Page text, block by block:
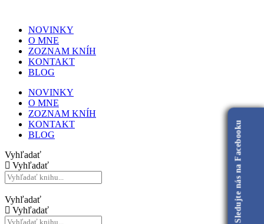
NOVINKY
O MNE
ZOZNAM KNÍH
KONTAKT
BLOG
NOVINKY
O MNE
ZOZNAM KNÍH
KONTAKT
BLOG
Vyhľadať
Vyhľadať
Vyhľadať
Vyhľadať
Sledujte nás na Facebooku